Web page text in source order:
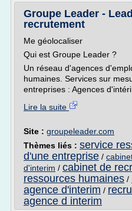
Groupe Leader -
recrutement
Me géolocaliser
Qui est Groupe Leader ?
Un réseau d'agences
humaines. Services sur
entreprises : Agences
Lire la suite
Site : groupeleader.com
Thèmes liés : service
d'une entreprise /
d'interim / cabinet de
ressources humaines /
agence d'interim /
agence d interim